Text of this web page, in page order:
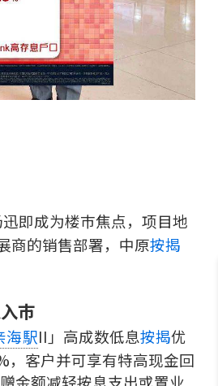
即成为楼巿焦点，项目地
商的销售部署，中原按揭
巿
海駅II」高成数低息按揭优
，客户并可享有特高现金回
金额减轻按息支出或置业